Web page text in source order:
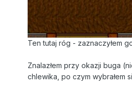
Ten tutaj róg - zaznaczyłem
Znalazłem przy okazji buga
chlewika, po czym wybrałem